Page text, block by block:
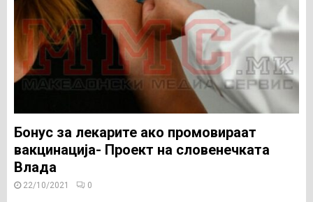
Бонус за лекарите ако промовираат
вакцинација- Проект на словенечката
Влада
22/10/2021 0